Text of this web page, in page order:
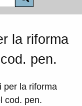
la riforma
pen.
per la riforma
cod. pen.